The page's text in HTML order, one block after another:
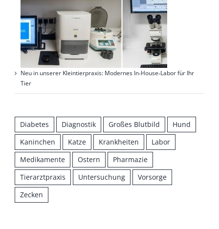
Neu in unserer Kleintierpraxis: Modernes In‑House‑Labor für Ihr
Tier
Diabetes Diagnostik Großes Blutbild
Hund
Kaninchen
Katze Krankheiten
Labor
Medikamente
Ostern
Pharmazie
Tierarztpraxis
Untersuchung
Vorsorge
Zecken